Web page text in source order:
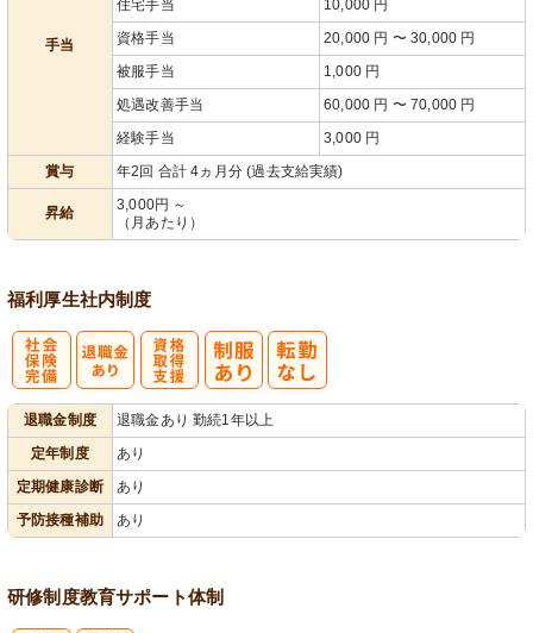
手当
住宅手当
10,000 円
資格手当
20,000 円 〜 30,000 円
被服手当
1,000 円
処遇改善手当
60,000 円 〜 70,000 円
経験手当
3,000 円
賞与
年2回 合計 4ヵ月分 (過去支給実績)
昇給
3,000円 ～
（月あたり）
福利厚生社内制度
退職金制度
退職金あり 勤続1年以上
定年制度
あり
定期健康診断
あり
予防接種補助
あり
研修制度教育サポート体制